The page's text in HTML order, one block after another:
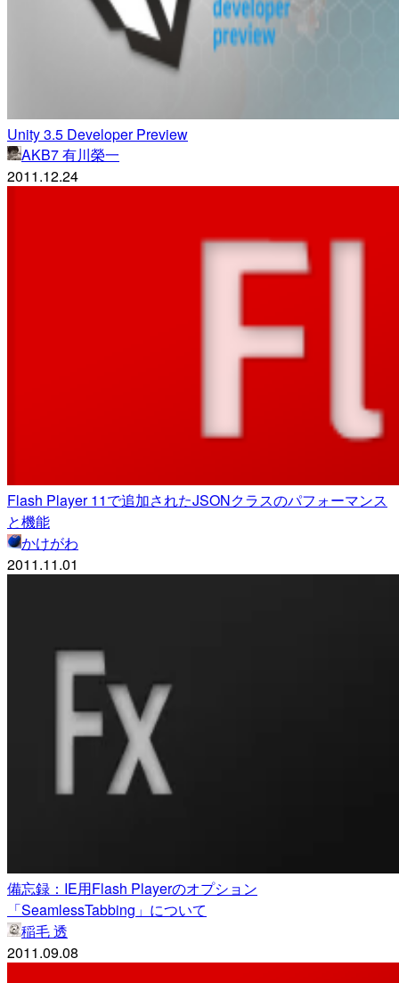
Unity 3.5 Developer Preview
AKB7 有川榮一
2011.12.24
Flash Player 11で追加されたJSONクラスのパフォーマンス
と機能
かけがわ
2011.11.01
備忘録：IE用Flash Playerのオプション
「SeamlessTabbing」について
稲毛 透
2011.09.08